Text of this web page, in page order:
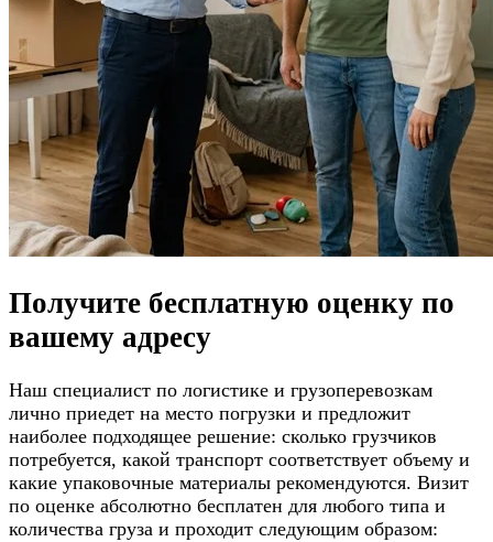
Получите бесплатную оценку по
вашему адресу
Наш специалист по логистике и грузоперевозкам
лично приедет на место погрузки и предложит
наиболее подходящее решение: сколько грузчиков
потребуется, какой транспорт соответствует объему и
какие упаковочные материалы рекомендуются. Визит
по оценке абсолютно бесплатен для любого типа и
количества груза и проходит следующим образом: